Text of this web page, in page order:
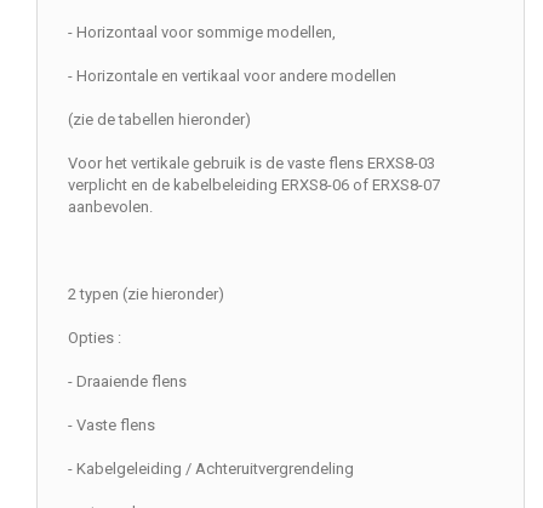
- Horizontaal voor sommige modellen,
- Horizontale en vertikaal voor andere modellen
(zie de tabellen hieronder)
Voor het vertikale gebruik is de vaste flens ERXS8-03
verplicht en de kabelbeleiding ERXS8-06 of ERXS8-07
aanbevolen.
2 typen (zie hieronder)
Opties :
- Draaiende flens
- Vaste flens
- Kabelgeleiding / Achteruitvergrendeling